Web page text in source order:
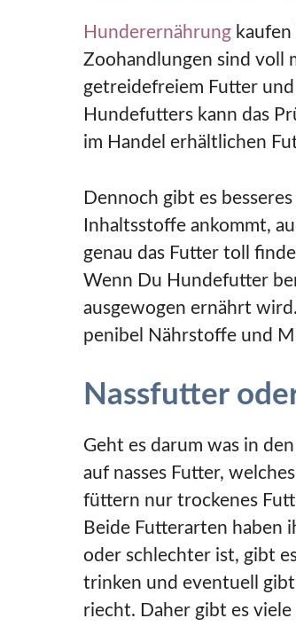
Hunderernährung kaufen
Zoohandlungen sind voll
getreidefreiem Futter
Hundefutters kann das
im Handel erhältlichen
Dennoch gibt es
Inhaltsstoffe ankommt,
genau das Futter toll
Wenn Du Hundefutter
ausgewogen ernährt
penibel Nährstoffe und
Nassfutter
Geht es darum was in
auf nasses Futter,
füttern nur trockenes
Beide Futterarten haben
oder schlechter ist, gibt
trinken und eventuell
riecht. Daher gibt es